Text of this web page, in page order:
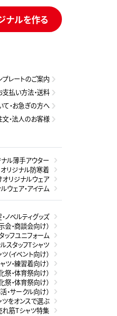
ナルを作る
プレートのご案内
支払い方法・送料
て・お急ぎの方へ
・法人のお客様
ル薄手アウター
オリジナル防寒着
リジナルウェア
ウェア・アイテム
ノベルティグッズ
会・商談会向け）
ッフユニフォーム
スタッフTシャツ
（イベント向け）
ツ・練習着向け）
祭・体育祭向け）
祭・体育祭向け）
・サークル向け）
をオンスで選ぶ
れ筋Tシャツ特集